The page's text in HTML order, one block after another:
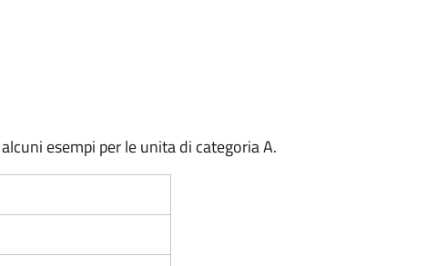
esempi per le unita di categoria A.